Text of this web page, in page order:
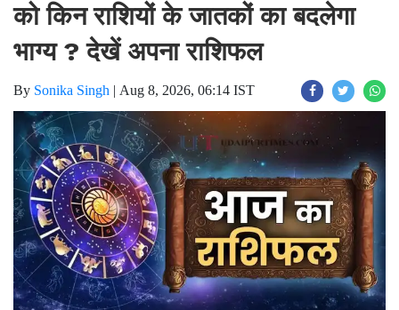
को किन राशियों के जातकों का बदलेगा
भाग्य ? देखें अपना राशिफल
By Sonika Singh | Aug 8, 2026, 06:14 IST